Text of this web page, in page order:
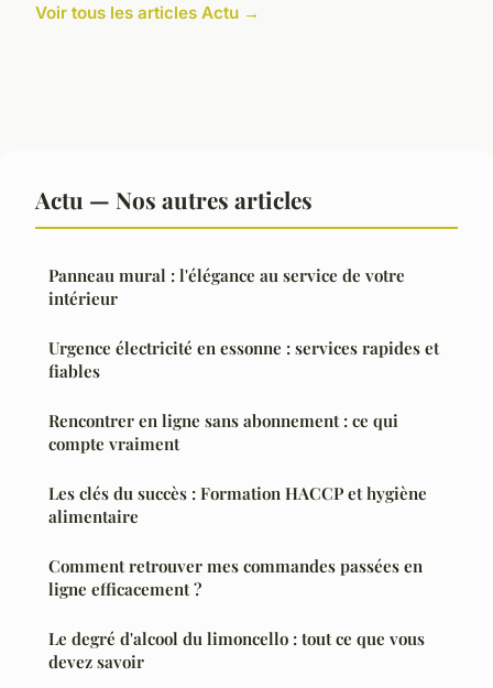
Voir tous les articles Actu →
Actu — Nos autres articles
Panneau mural : l'élégance au service de votre
intérieur
Urgence électricité en essonne : services rapides et
fiables
Rencontrer en ligne sans abonnement : ce qui
compte vraiment
Les clés du succès : Formation HACCP et hygiène
alimentaire
Comment retrouver mes commandes passées en
ligne efficacement ?
Le degré d'alcool du limoncello : tout ce que vous
devez savoir